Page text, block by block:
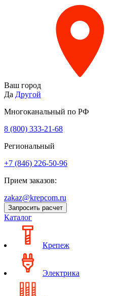
Ваш город
Да Другой
Многоканальный по РФ
8 (800) 333‑21-68
Региональный
+7 (846) 226-50-96
Прием заказов:
zakaz@krepcom.ru
Запросить расчет
Каталог
Крепеж
Электрика